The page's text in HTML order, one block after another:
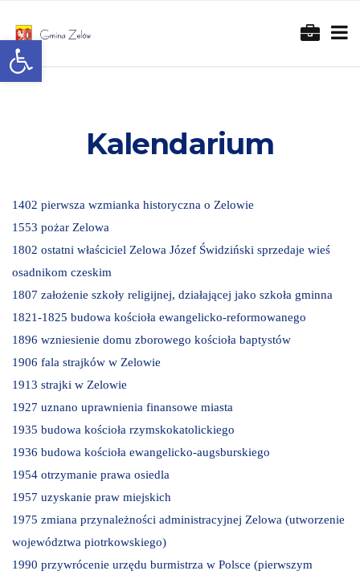
Otwórz pasek narzędzi
Kalendarium
1402 pierwsza wzmianka historyczna o Zelowie
1553 pożar Zelowa
1802 ostatni właściciel Zelowa Józef Świdziński sprzedaje wieś
osadnikom czeskim
1807 założenie szkoły religijnej, działającej jako szkoła gminna
1821-1825 budowa kościoła ewangelicko-reformowanego
1896 wzniesienie domu zborowego kościoła baptystów
1906 fala strajków w Zelowie
1913 strajki w Zelowie
1927 uznano uprawnienia finansowe miasta
1935 budowa kościoła rzymskokatolickiego
1936 budowa kościoła ewangelicko-augsburskiego
1954 otrzymanie prawa osiedla
1957 uzyskanie praw miejskich
1975 zmiana przynależności administracyjnej Zelowa (utworzenie
województwa piotrkowskiego)
1990 przywrócenie urzędu burmistrza w Polsce (pierwszym